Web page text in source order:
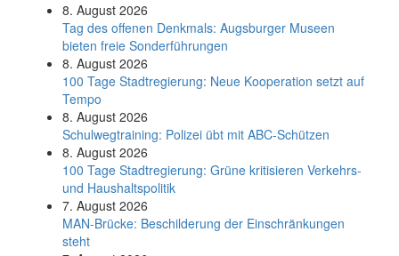
8. August 2026
Tag des offenen Denkmals: Augsburger Museen
bieten freie Sonderführungen
8. August 2026
100 Tage Stadtregierung: Neue Kooperation setzt auf
Tempo
8. August 2026
Schul­weg­trai­ning: Poli­zei übt mit ABC-Schüt­zen
8. August 2026
100 Tage Stadtregierung: Grüne kritisieren Verkehrs-
und Haushaltspolitik
7. August 2026
MAN-Brücke: Beschilderung der Einschränkungen
steht